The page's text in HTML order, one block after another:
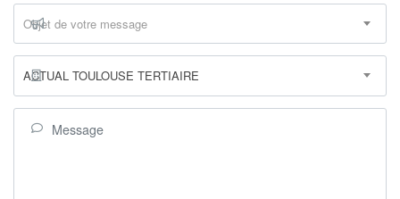
Objet de votre message
ACTUAL TOULOUSE TERTIAIRE